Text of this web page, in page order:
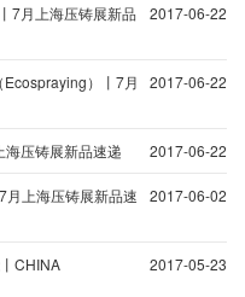
2017-06-22
7月上海压铸展新品
2017-06-22
）丨7月
2017-06-22
压铸展新品速递
2017-06-02
月上海压铸展新品速
2017-05-23
CHINA